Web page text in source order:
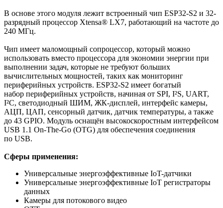
В основе этого модуля лежит встроенный чип ESP32-S2 и 32-
разрядный процессор Xtensa® LX7, работающий на частоте до
240 МГц.
Чип имеет маломощный сопроцессор, который можно
использовать вместо процессора для экономии энергии при
выполнении задач, которые не требуют больших
вычислительных мощностей, таких как мониторинг
периферийных устройств. ESP32-S2 имеет богатый
набор периферийных устройств, начиная от SPI, I²S, UART,
I²C, светодиодный ШИМ, ЖК-дисплей, интерфейс камеры,
АЦП, ЦАП, сенсорный датчик, датчик температуры, а также
до 43 GPIO. Модуль оснащён высокоскоростным интерфейсом
USB 1.1 On-The-Go (OTG) для обеспечения соединения
по USB.
Сферы применения:
Универсальные энергоэффективные IoT-датчики
Универсальные энергоэффективные IoT регистраторы
данных
Камеры для потокового видео